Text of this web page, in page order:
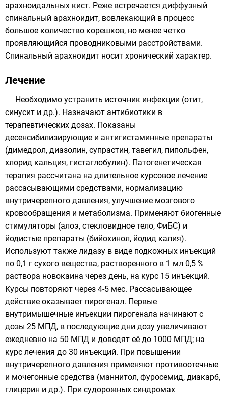
арахноидальных кист. Реже встречается диффузный
спинальный арахноидит, вовлекающий в процесс
большое количество корешков, но менее четко
проявляющийся проводниковыми расстройствами.
Спинальный арахноидит носит хронический характер.
Лечение
Необходимо устранить источник инфекции (отит,
синусит и др.). Назначают антибиотики в
терапевтических дозах. Показаны
десенсибилизирующие и антигистаминные препараты
(димедрол, диазолин, супрастин, тавегил, пипольфен,
хлорид кальция, гистаглобулин). Патогенетическая
терапия рассчитана на длительное курсовое лечение
рассасывающими средствами, нормализацию
внутричерепного давления, улучшение мозгового
кровообращения и метаболизма. Применяют биогенные
стимуляторы (алоэ, стекловидное тело, ФиБС) и
йодистые препараты (бийохинол, йодид калия).
Используют также лидазу в виде подкожных инъекций
по 0,1 г сухого вещества, растворенного в 1 мл 0,5 %
раствора новокаина через день, на курс 15 инъекций.
Курсы повторяют через 4-5 мес. Рассасывающее
действие оказывает пирогенал. Первые
внутримышечные инъекции пирогенала начинают с
дозы 25 МПД, в последующие дни дозу увеличивают
ежедневно на 50 МПД и доводят её до 1000 МПД; на
курс лечения до 30 инъекций. При повышении
внутричерепного давления применяют противоотечные
и мочегонные средства (маннитол, фуросемид, диакарб,
глицерин и др.). При судорожных синдромах